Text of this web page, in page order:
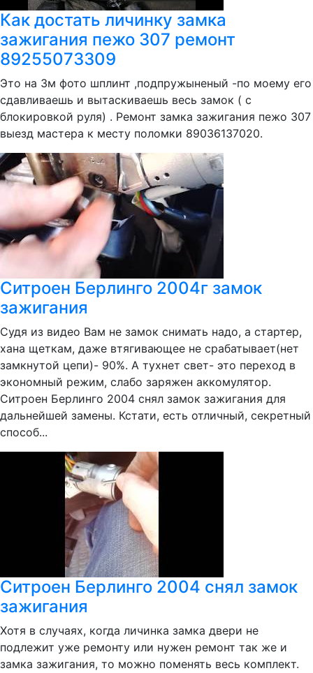
Как достать личинку замка
зажигания пежо 307 ремонт
89255073309
Это на 3м фото шплинт ,подпружыненый -по моему его
сдавливаешь и вытаскиваешь весь замок ( с
блокировкой руля) . Ремонт замка зажигания пежо 307
выезд мастера к месту поломки 89036137020.
Ситроен Берлинго 2004г замок
зажигания
Судя из видео Вам не замок снимать надо, а стартер,
хана щеткам, даже втягивающее не срабатывает(нет
замкнутой цепи)- 90%. А тухнет свет- это переход в
экономный режим, слабо заряжен аккомулятор.
Ситроен Берлинго 2004 снял замок зажигания для
дальнейшей замены. Кстати, есть отличный, секретный
способ...
Ситроен Берлинго 2004 снял замок
зажигания
Хотя в случаях, когда личинка замка двери не
подлежит уже ремонту или нужен ремонт так же и
замка зажигания, то можно поменять весь комплект.